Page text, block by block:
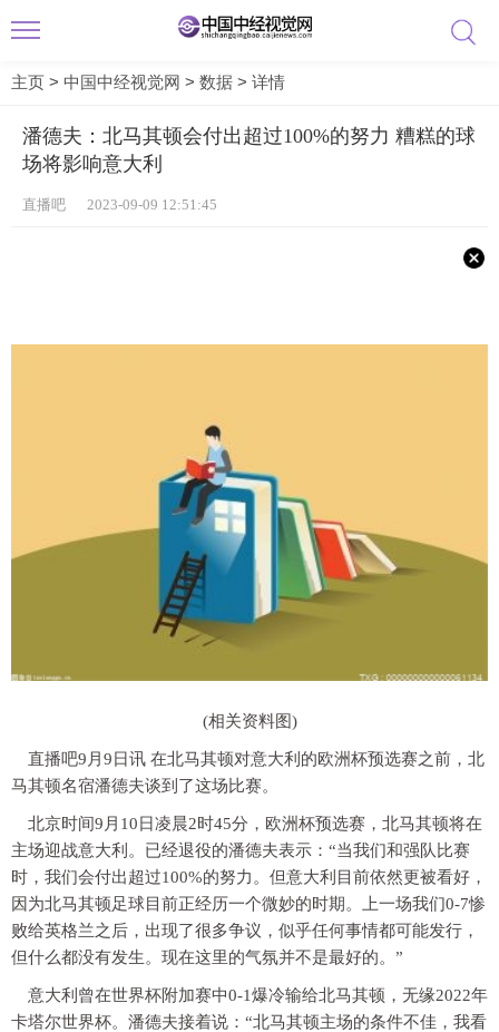
主页 > 中国中经视觉网 > 数据 > 详情
潘德夫：北马其顿会付出超过100%的努力 糟糕的球
场将影响意大利
直播吧 2023-09-09 12:51:45
(相关资料图)
直播吧9月9日讯 在北马其顿对意大利的欧洲杯预选赛之前，北
马其顿名宿潘德夫谈到了这场比赛。
北京时间9月10日凌晨2时45分，欧洲杯预选赛，北马其顿将在
主场迎战意大利。已经退役的潘德夫表示：“当我们和强队比赛
时，我们会付出超过100%的努力。但意大利目前依然更被看好，
因为北马其顿足球目前正经历一个微妙的时期。上一场我们0-7惨
败给英格兰之后，出现了很多争议，似乎任何事情都可能发行，
但什么都没有发生。现在这里的气氛并不是最好的。”
意大利曾在世界杯附加赛中0-1爆冷输给北马其顿，无缘2022年
卡塔尔世界杯。潘德夫接着说：“北马其顿主场的条件不佳，我看